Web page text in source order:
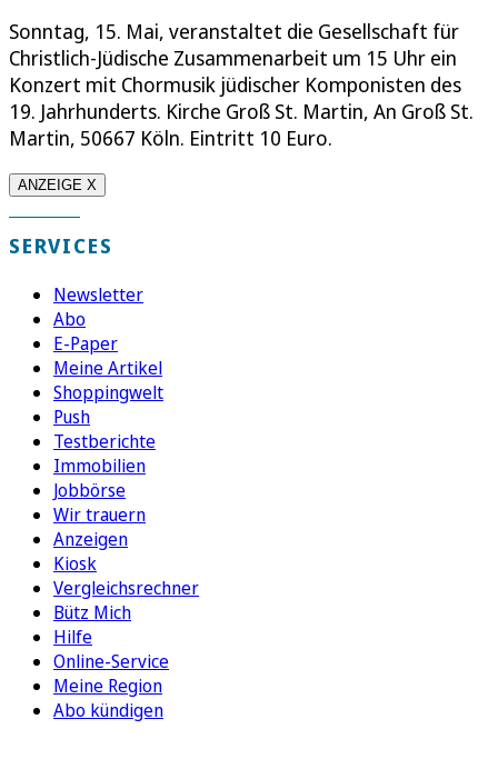
Sonntag, 15. Mai, veranstaltet die Gesellschaft für
Christlich-Jüdische Zusammenarbeit um 15 Uhr ein
Konzert mit Chormusik jüdischer Komponisten des
19. Jahrhunderts. Kirche Groß St. Martin, An Groß St.
Martin, 50667 Köln. Eintritt 10 Euro.
ANZEIGE X
SERVICES
Newsletter
Abo
E-Paper
Meine Artikel
Shoppingwelt
Push
Testberichte
Immobilien
Jobbörse
Wir trauern
Anzeigen
Kiosk
Vergleichsrechner
Bütz Mich
Hilfe
Online-Service
Meine Region
Abo kündigen